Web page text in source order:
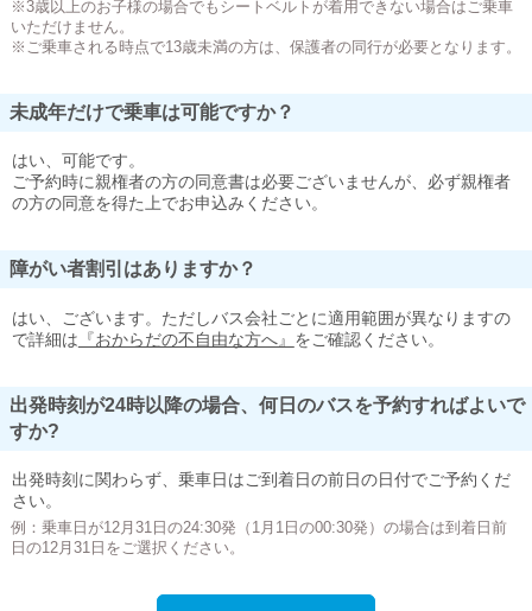
※3歳以上のお子様の場合でもシートベルトが着用できない場合はご乗車
いただけません。
※ご乗車される時点で13歳未満の方は、保護者の同行が必要となります。
未成年だけで乗車は可能ですか？
はい、可能です。
ご予約時に親権者の方の同意書は必要ございませんが、必ず親権者
の方の同意を得た上でお申込みください。
障がい者割引はありますか？
はい、ございます。ただしバス会社ごとに適用範囲が異なりますの
で詳細は 『おからだの不自由な方へ』 をご確認ください。
出発時刻が24時以降の場合、何日のバスを予約すればよいで
すか?
出発時刻に関わらず、乗車日はご到着日の前日の日付でご予約くだ
さい。
例：乗車日が12月31日の24:30発（1月1日の00:30発）の場合は到着日前
日の12月31日をご選択ください。